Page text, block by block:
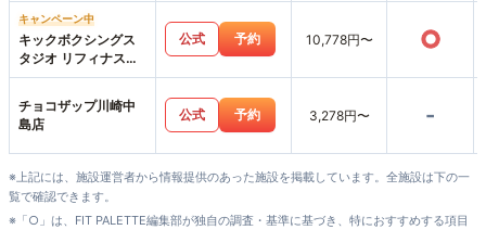
キャンペーン中
キックボクシングス
タジオ リフィナス川
崎店
公式 予約 10,778円〜 ○
チョコザップ川崎中
島店
公式 予約 3,278円〜 -
※上記には、施設運営者から情報提供のあった施設を掲載しています。全施設は下の一
覧で確認できます。
※「○」は、FIT PALETTE編集部が独自の調査・基準に基づき、特におすすめする項目